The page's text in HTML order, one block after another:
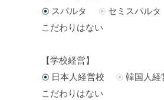
スパルタ
セミスパル
こだわりはない
【学校経営】
日本人経営校
韓国人
こだわりはない